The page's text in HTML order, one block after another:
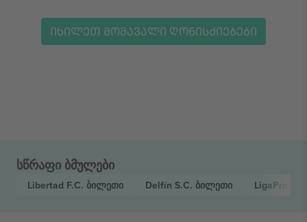
ᲘᲮᲘᲚᲔᲗ ᲛᲝᲛᲐᲕᲐᲚᲘ ᲦᲝᲜᲘᲡᲫᲘᲔᲑᲔᲑᲘ
სწრაფი ბმულები
Libertad F.C. ბილეთი Delfín S.C. ბილეთი LigaPro